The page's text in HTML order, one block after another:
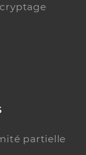
partielle